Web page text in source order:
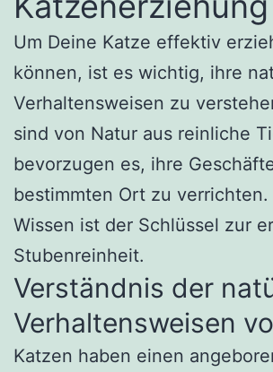
Um Deine Katze effektiv
können, ist es wichtig, ihre
Verhaltensweisen zu
sind von Natur aus reinliche
bevorzugen es, ihre
bestimmten Ort zu verrichten.
Wissen ist der Schlüssel zur
Stubenreinheit.
Verständnis der
Verhaltensweisen
Katzen haben einen